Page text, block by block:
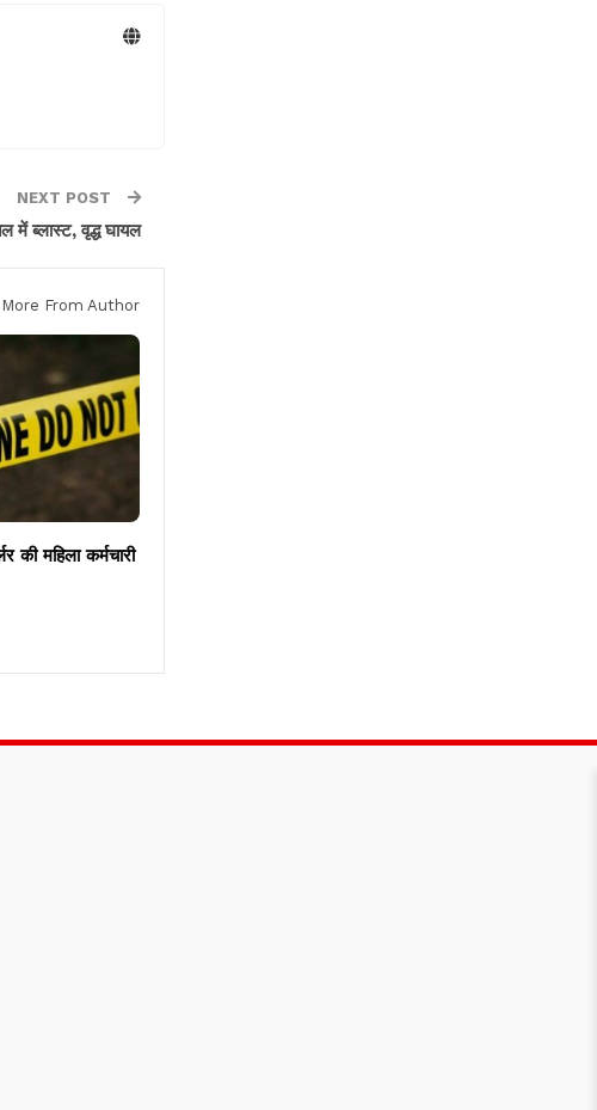
NEXT POST
में ब्लास्ट, वृद्ध घायल
More From Author
की महिला कर्मचारी